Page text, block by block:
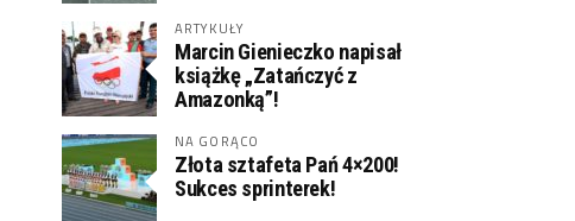
ARTYKUŁY
Marcin Gienieczko napisał
książkę „Zatańczyć z
Amazonką”!
NA GORĄCO
Złota sztafeta Pań 4×200!
Sukces sprinterek!